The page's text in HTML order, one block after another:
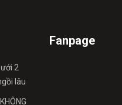
2
lâu
Fanpage